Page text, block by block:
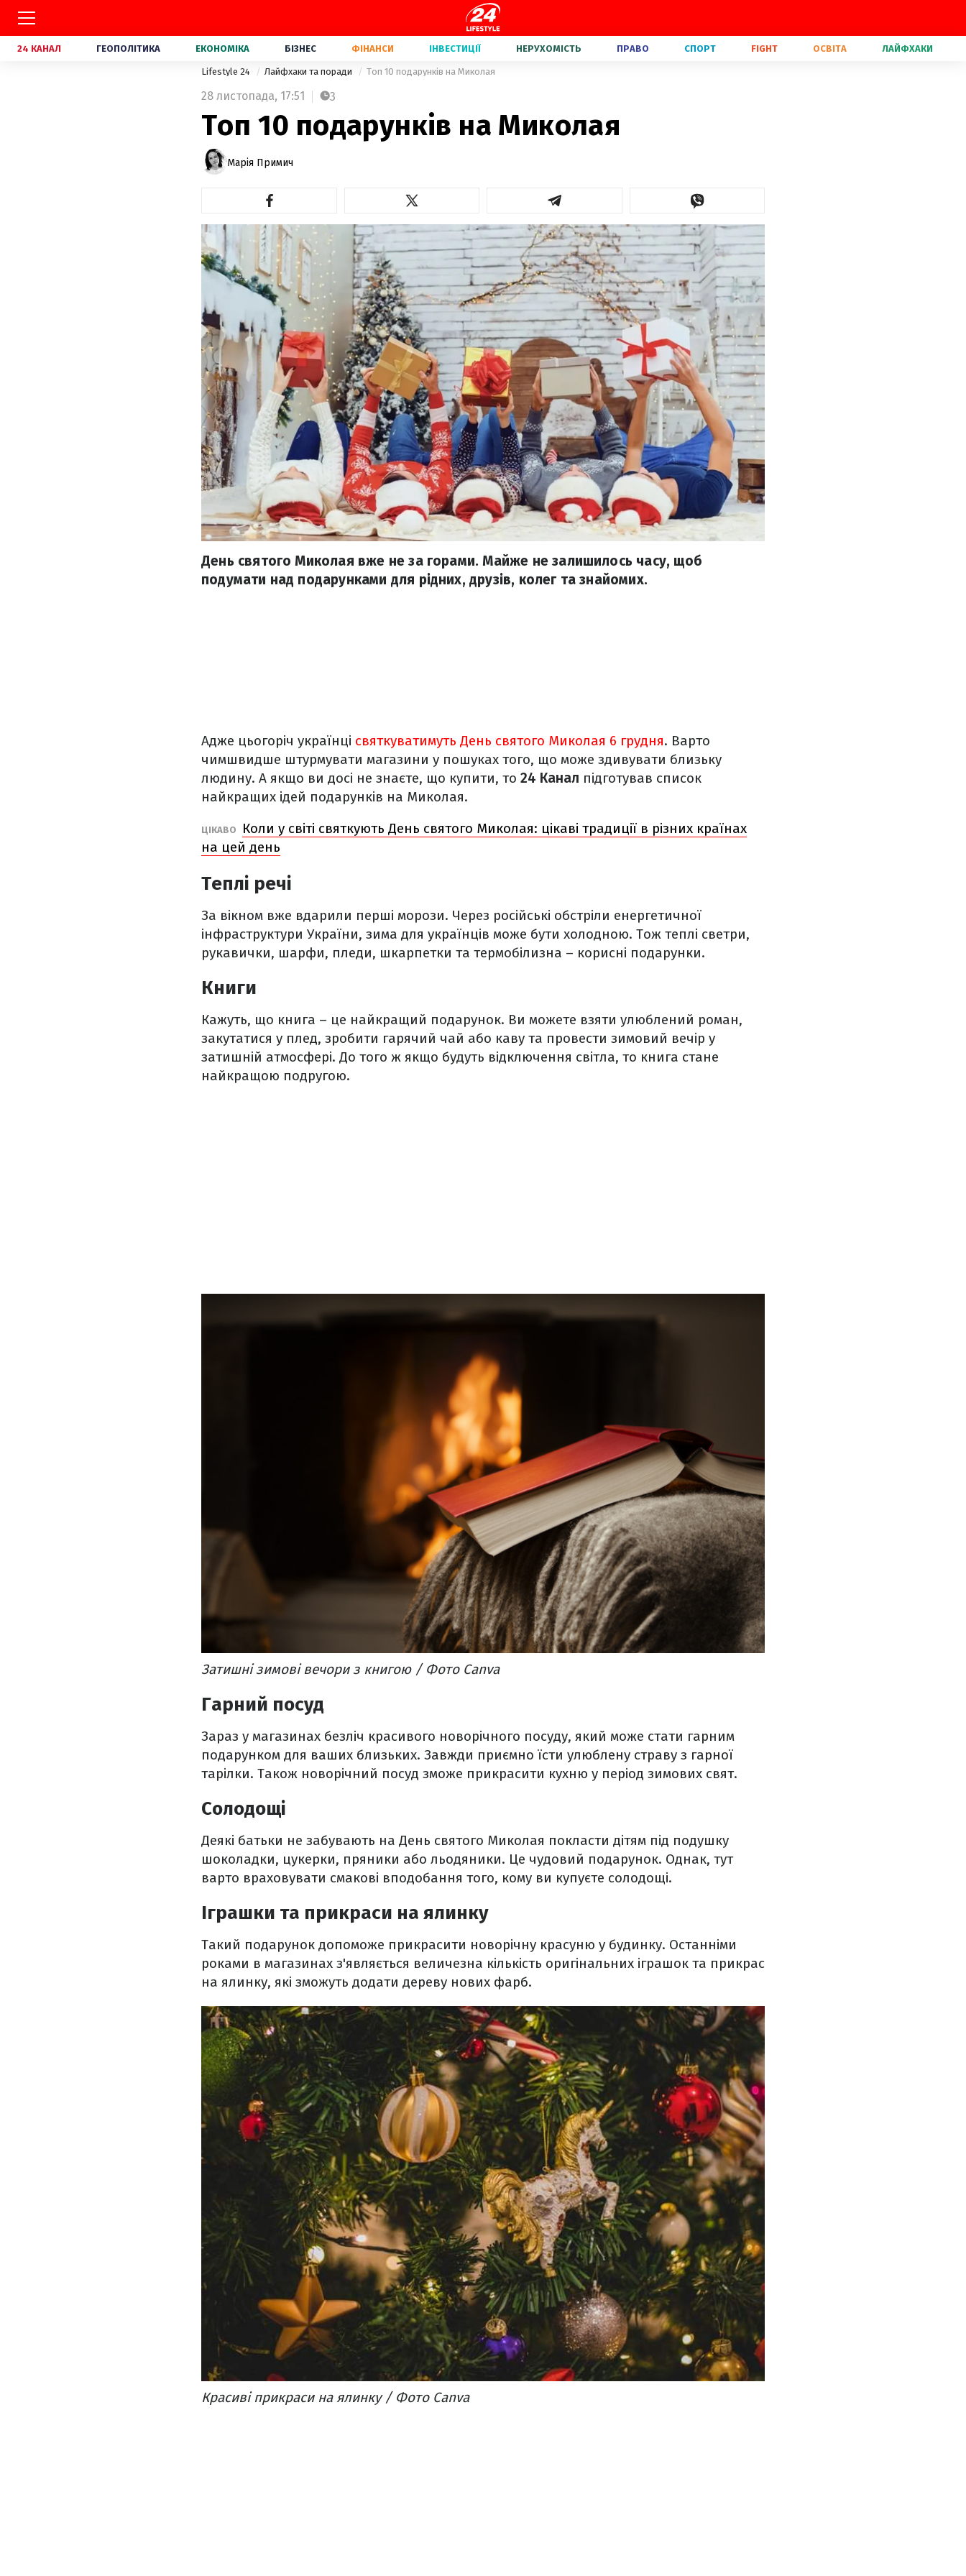
24 КАНАЛ ГЕОПОЛІТИКА ЕКОНОМІКА БІЗНЕС ФІНАНСИ ІНВЕСТИЦІЇ НЕРУХОМІСТЬ ПРАВО СПОРТ FIGHT ОСВІТА ЛАЙФХАКИ
Lifestyle 24 Лайфхаки та поради Топ 10 подарунків на Миколая
28 листопада, 17:51 3
Топ 10 подарунків на Миколая
Марія Примич
День святого Миколая вже не за горами. Майже не залишилось часу, щоб
подумати над подарунками для рідних, друзів, колег та знайомих.
Адже цьогоріч українці святкуватимуть День святого Миколая 6 грудня. Варто
чимшвидше штурмувати магазини у пошуках того, що може здивувати близьку
людину. А якщо ви досі не знаєте, що купити, то 24 Канал підготував список
найкращих ідей подарунків на Миколая.
ЦІКАВО
Коли у світі святкують День святого Миколая: цікаві традиції в різних країнах
на цей день
Теплі речі
За вікном вже вдарили перші морози. Через російські обстріли енергетичної
інфраструктури України, зима для українців може бути холодною. Тож теплі светри,
рукавички, шарфи, пледи, шкарпетки та термобілизна – корисні подарунки.
Книги
Кажуть, що книга – це найкращий подарунок. Ви можете взяти улюблений роман,
закутатися у плед, зробити гарячий чай або каву та провести зимовий вечір у
затишній атмосфері. До того ж якщо будуть відключення світла, то книга стане
найкращою подругою.
Затишні зимові вечори з книгою / Фото Canva
Гарний посуд
Зараз у магазинах безліч красивого новорічного посуду, який може стати гарним
подарунком для ваших близьких. Завжди приємно їсти улюблену страву з гарної
тарілки. Також новорічний посуд зможе прикрасити кухню у період зимових свят.
Солодощі
Деякі батьки не забувають на День святого Миколая покласти дітям під подушку
шоколадки, цукерки, пряники або льодяники. Це чудовий подарунок. Однак, тут
варто враховувати смакові вподобання того, кому ви купуєте солодощі.
Іграшки та прикраси на ялинку
Такий подарунок допоможе прикрасити новорічну красуню у будинку. Останніми
роками в магазинах з'являється величезна кількість оригінальних іграшок та прикрас
на ялинку, які зможуть додати дереву нових фарб.
Красиві прикраси на ялинку / Фото Canva